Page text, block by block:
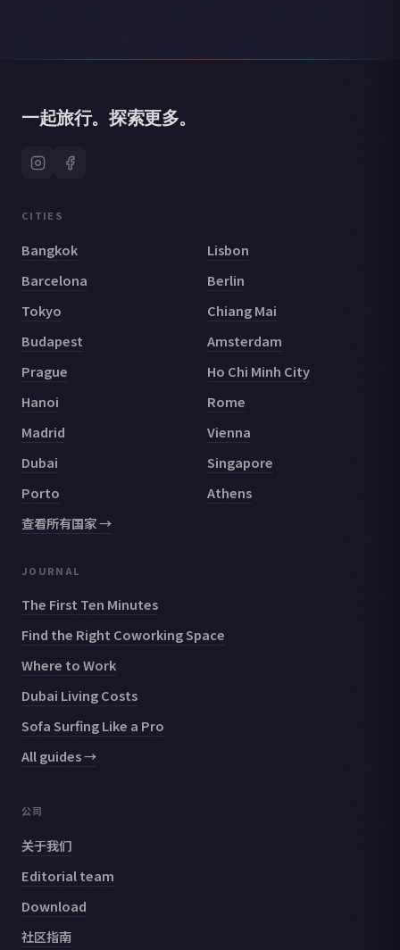
一起旅行。探索更多。
CITIES
Bangkok
Lisbon
Barcelona
Berlin
Tokyo
Chiang Mai
Budapest
Amsterdam
Prague
Ho Chi Minh City
Hanoi
Rome
Madrid
Vienna
Dubai
Singapore
Porto
Athens
查看所有国家 →
JOURNAL
The First Ten Minutes
Find the Right Coworking Space
Where to Work
Dubai Living Costs
Sofa Surfing Like a Pro
All guides →
公司
关于我们
Editorial team
Download
社区指南